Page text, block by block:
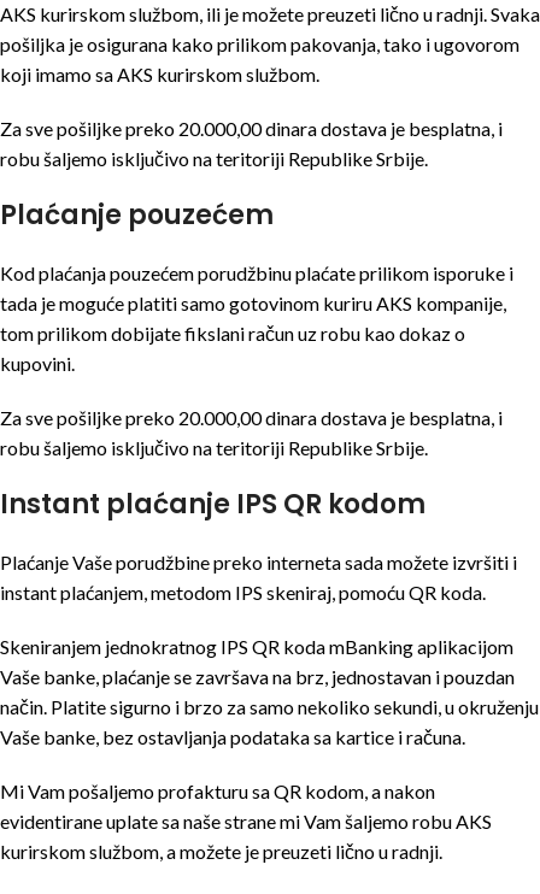
AKS kurirskom službom, ili je možete preuzeti lično u radnji. Svaka
pošiljka je osigurana kako prilikom pakovanja, tako i ugovorom
koji imamo sa AKS kurirskom službom.
Za sve pošiljke preko 20.000,00 dinara dostava je besplatna, i
robu šaljemo isključivo na teritoriji Republike Srbije.
Plaćanje pouzećem
Kod plaćanja pouzećem porudžbinu plaćate prilikom isporuke i
tada je moguće platiti samo gotovinom kuriru AKS kompanije,
tom prilikom dobijate fikslani račun uz robu kao dokaz o
kupovini.
Za sve pošiljke preko 20.000,00 dinara dostava je besplatna, i
robu šaljemo isključivo na teritoriji Republike Srbije.
Instant plaćanje IPS QR kodom
Plaćanje Vaše porudžbine preko interneta sada možete izvršiti i
instant plaćanjem, metodom IPS skeniraj, pomoću QR koda.
Skeniranjem jednokratnog IPS QR koda mBanking aplikacijom
Vaše banke, plaćanje se završava na brz, jednostavan i pouzdan
način. Platite sigurno i brzo za samo nekoliko sekundi, u okruženju
Vaše banke, bez ostavljanja podataka sa kartice i računa.
Mi Vam pošaljemo profakturu sa QR kodom, a nakon
evidentirane uplate sa naše strane mi Vam šaljemo robu AKS
kurirskom službom, a možete je preuzeti lično u radnji.